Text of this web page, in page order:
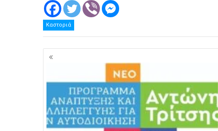
Καστοριά
Πλοήγηση